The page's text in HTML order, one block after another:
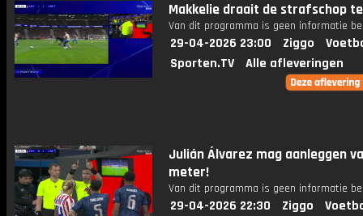
Makkelie draait de strafschop
Van dit programma is geen informatie
29-04-2026 23:00 Ziggo
Sporten.TV
Alle afleveringen
Julián Álvarez mag aanleggen
meter!
Van dit programma is geen informatie
29-04-2026 22:30 Ziggo